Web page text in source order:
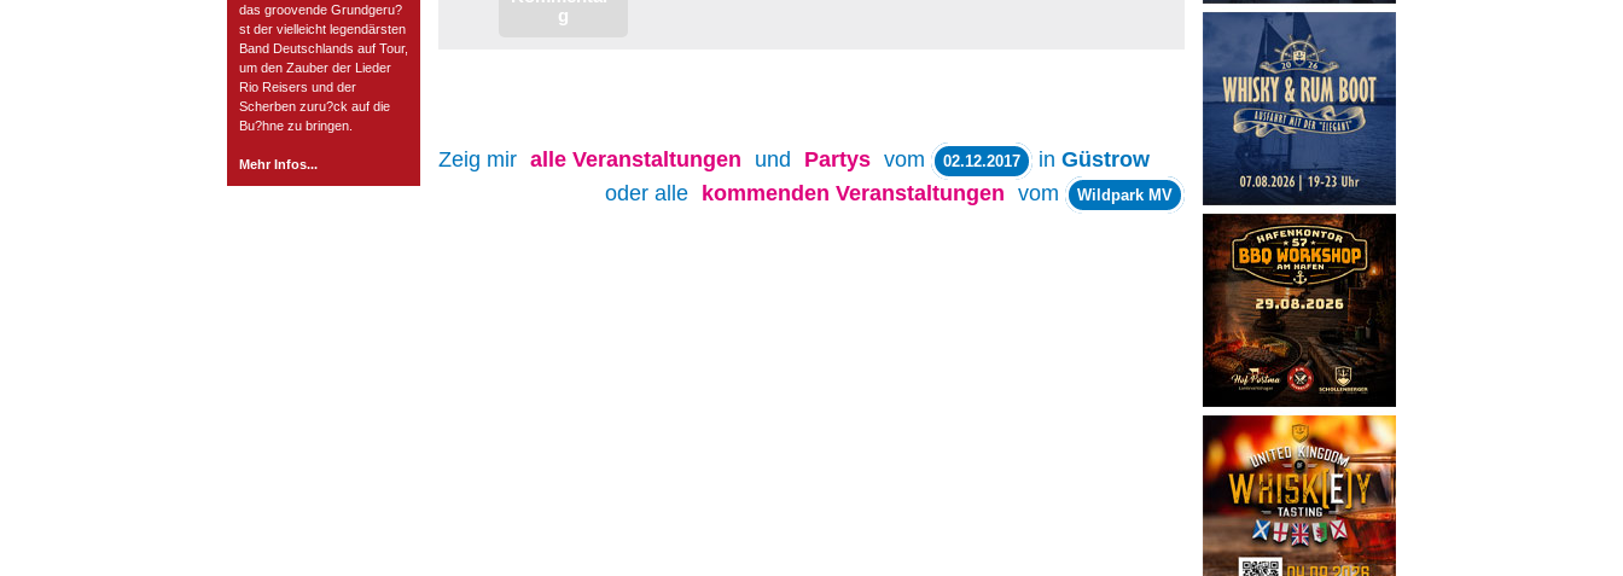
das groovende Grundgeru?
st der vielleicht legendärsten
Band Deutschlands auf Tour,
um den Zauber der Lieder
Rio Reisers und der
Scherben zuru?ck auf die
Bu?hne zu bringen.
Mehr Infos... Zeig mir alle Veranstaltungen und Partys vom 02.12.2017 in Güstrow
oder alle
kommenden Veranstaltungen vom Wildpark MV